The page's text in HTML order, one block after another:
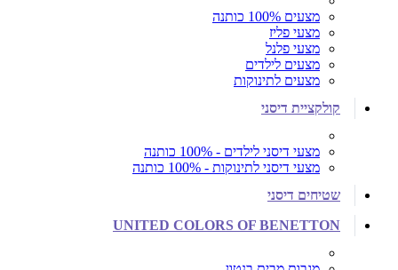
מצעים 100% כותנה
מצעי פליז
מצעי פלנל
מצעים לילדים
מצעים לתינוקות
קולקציית דיסני
מצעי דיסני לילדים - 100% כותנה
מצעי דיסני לתינוקות - 100% כותנה
שטיחים דיסני
UNITED COLORS OF BENETTON